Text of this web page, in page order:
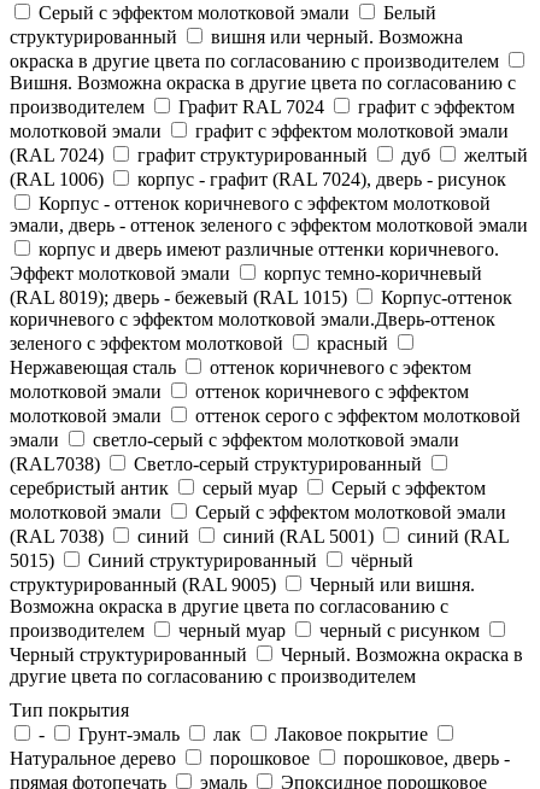
Cерый с эффектом молотковой эмали
Белый
структурированный
вишня или черный. Возможна
окраска в другие цвета по согласованию с производителем
Вишня. Возможна окраска в другие цвета по согласованию с
производителем
Графит RAL 7024
графит с эффектом
молотковой эмали
графит с эффектом молотковой эмали
(RAL 7024)
графит структурированный дуб
желтый
(RAL 1006)
корпус - графит (RAL 7024), дверь - рисунок
Корпус - оттенок коричневого с эффектом молотковой
эмали, дверь - оттенок зеленого с эффектом молотковой эмали
корпус и дверь имеют различные оттенки коричневого.
Эффект молотковой эмали
корпус темно-коричневый
(RAL 8019); дверь - бежевый (RAL 1015)
Корпус-оттенок
коричневого с эффектом молотковой эмали.Дверь-оттенок
зеленого с эффектом молотковой
красный
Нержавеющая сталь
оттенок коричневого с эфектом
молотковой эмали
оттенок коричневого с эффектом
молотковой эмали
оттенок серого с эффектом молотковой
эмали
светло-серый с эффектом молотковой эмали
(RAL7038)
Светло-серый структурированный
серебристый антик
серый муар
Серый с эффектом
молотковой эмали
Серый с эффектом молотковой эмали
(RAL 7038)
синий синий (RAL 5001)
синий (RAL
5015)
Синий структурированный
чёрный
структурированный (RAL 9005)
Черный или вишня.
Возможна окраска в другие цвета по согласованию с
производителем
черный муар
черный с рисунком
Черный структурированный
Черный. Возможна окраска в
другие цвета по согласованию с производителем
Тип покрытия
-
Грунт-эмаль лак
Лаковое покрытие
Натуральное дерево
порошковое
порошковое, дверь -
прямая фотопечать
эмаль Эпоксидное порошковое